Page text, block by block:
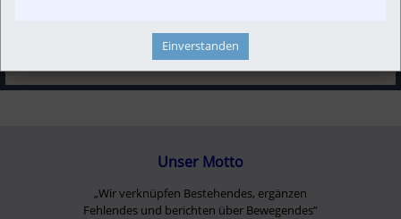
Unser Motto
„Wir verknüpfen Bestehendes, ergänzen
Fehlendes und berichten über Bewegendes”
Einverstanden